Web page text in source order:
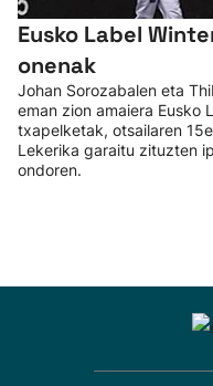
Eusko Label
onenak
Johan Sorozabalen eta
eman zion amaiera Eusko
txapelketak, otsailaren
Lekerika garaitu zituzten
ondoren.